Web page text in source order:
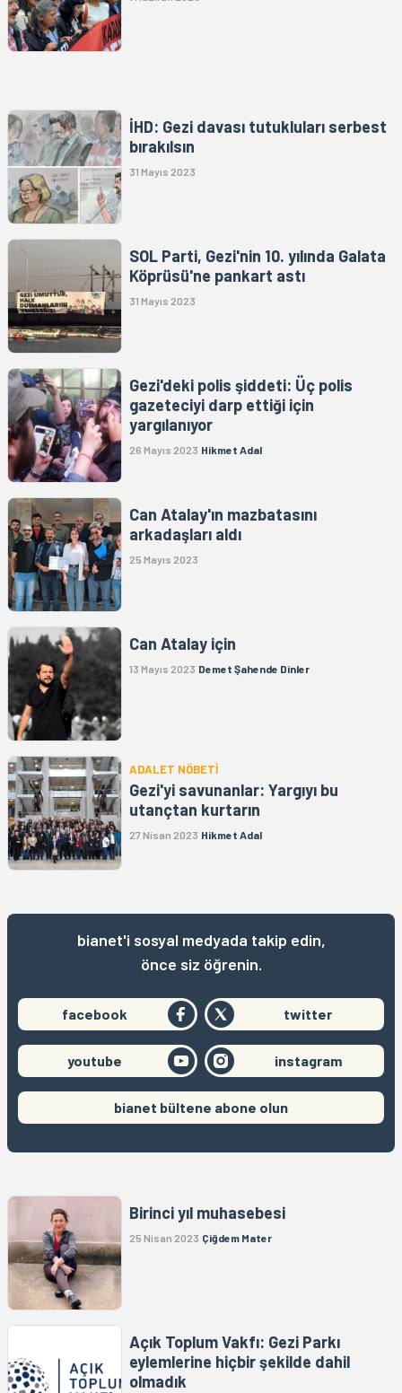
İHD: Gezi davası tutukluları serbest
bırakılsın
31 Mayıs 2023
SOL Parti, Gezi'nin 10. yılında Galata
Köprüsü'ne pankart astı
31 Mayıs 2023
Gezi'deki polis şiddeti: Üç polis
gazeteciyi darp ettiği için
yargılanıyor
26 Mayıs 2023 Hikmet Adal
Can Atalay'ın mazbatasını
arkadaşları aldı
25 Mayıs 2023
Can Atalay için
13 Mayıs 2023 Demet Şahende Dinler
ADALET NÖBETİ
Gezi'yi savunanlar: Yargıyı bu
utançtan kurtarın
27 Nisan 2023 Hikmet Adal
bianet'i sosyal medyada takip edin,
önce siz öğrenin.
facebook twitter
youtube instagram
bianet bültene abone olun
Birinci yıl muhasebesi
25 Nisan 2023 Çiğdem Mater
Açık Toplum Vakfı: Gezi Parkı
eylemlerine hiçbir şekilde dahil
olmadık